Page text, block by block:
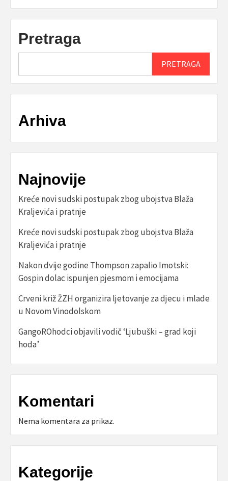
Pretraga
PRETRAGA
Arhiva
Najnovije
Kreće novi sudski postupak zbog ubojstva Blaža
Kraljevića i pratnje
Kreće novi sudski postupak zbog ubojstva Blaža
Kraljevića i pratnje
Nakon dvije godine Thompson zapalio Imotski:
Gospin dolac ispunjen pjesmom i emocijama
Crveni križ ŽZH organizira ljetovanje za djecu i mlade
u Novom Vinodolskom
GangoROhodci objavili vodič ‘Ljubuški – grad koji
hoda’
Komentari
Nema komentara za prikaz.
Kategorije